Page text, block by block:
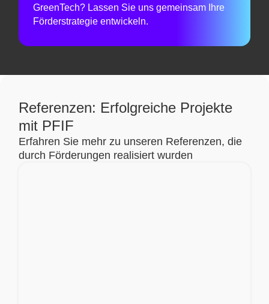
GreenTech? Lassen Sie uns gemeinsam Ihre
Förderstrategie entwickeln.
Referenzen: Erfolgreiche Projekte
mit PFIF
Erfahren Sie mehr zu unseren Referenzen, die
durch Förderungen realisiert wurden